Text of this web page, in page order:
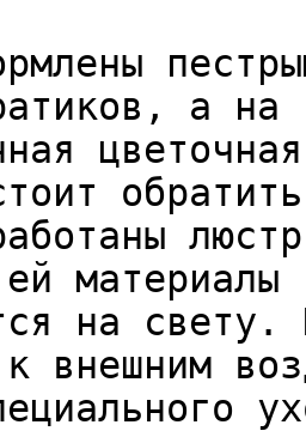
а на
на свету.
к внешним